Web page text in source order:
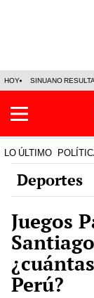
HOY SINUANO
LO ÚLTIMO
Deportes
Juegos
Perú?